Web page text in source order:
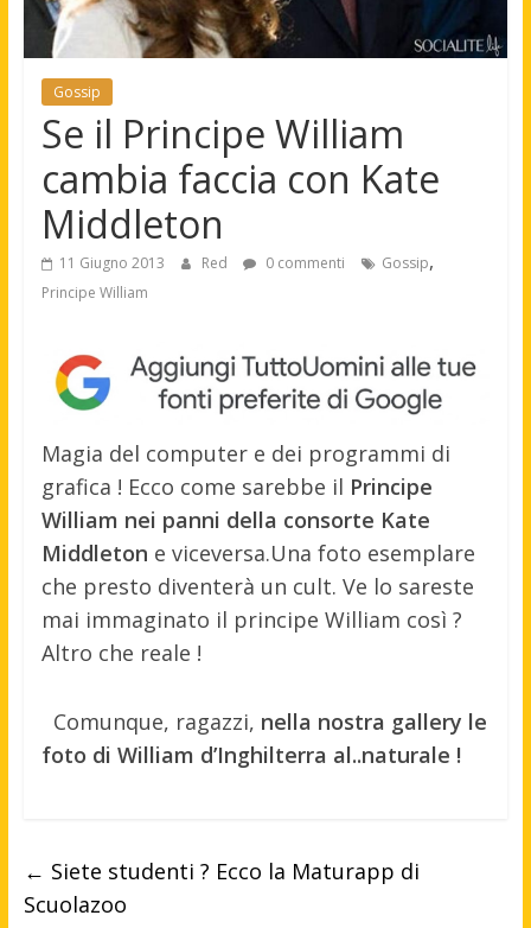
Gossip
Se il Principe William
cambia faccia con Kate
Middleton
11 Giugno 2013 Red 0 commenti Gossip,
Principe William
Magia del computer e dei programmi di
grafica ! Ecco come sarebbe il Principe
William nei panni della consorte Kate
Middleton e viceversa.Una foto esemplare
che presto diventerà un cult. Ve lo sareste
mai immaginato il principe William così ?
Altro che reale !
Comunque, ragazzi, nella nostra gallery le
foto di William d’Inghilterra al..naturale !
← Siete studenti ? Ecco la Maturapp di
Scuolazoo